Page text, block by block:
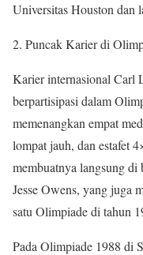
Universitas Houston dan
2. Puncak Karier di
Karier internasional Carl
berpartisipasi dalam
memenangkan empat
lompat jauh, dan estafet
membuatnya langsung
Jesse Owens, yang juga
satu Olimpiade di tahun
Pada Olimpiade 1988 di